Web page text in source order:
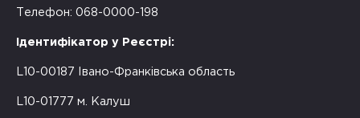
Телефон: 068-0000-198
Ідентифікатор у Реєстрі:
L10-00187 Івано-Франківська область
L10-01777 м. Калуш